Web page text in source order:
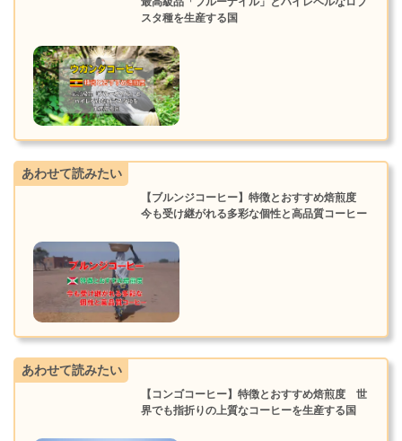
スタ種を生産する国
あわせて読みたい
【ブルンジコーヒー】特徴とおすすめ焙煎度
今も受け継がれる多彩な個性と高品質コーヒー
あわせて読みたい
【コンゴコーヒー】特徴とおすすめ焙煎度 世
界でも指折りの上質なコーヒーを生産する国